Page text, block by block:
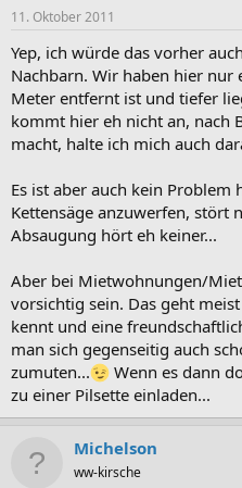
11. Oktober 2011
Yep, ich würde das vorher
Nachbarn. Wir haben hier nur
Meter entfernt ist und tiefer
kommt hier eh nicht an, nach
macht, halte ich mich auch
Es ist aber auch kein Problem
Kettensäge anzuwerfen, stört
Absaugung hört eh keiner...
Aber bei Mietwohnungen/
vorsichtig sein. Das geht
kennt und eine
man sich gegenseitig auch
zumuten...
Wenn es dann
zu einer Pilsette einladen...
Michelson
ww-kirsche